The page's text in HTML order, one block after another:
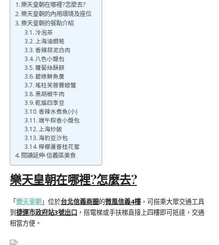
樂天皇朝在哪裡?怎麼去?
樂天皇朝的內用環境及座位
樂天皇朝的餐點介紹
冷泡茶
上海油燜筍
香辣蒜泥白肉
八色小籠包
蘿蔔絲酥餅
碧綠鮮魚羹
瑤柱芙蓉賽螃蟹
黑胡椒牛肉
乾煸四季豆
香辣水煮魚(小)
端午粽香小籠包
上海炒飯
海豹豆沙包
檸檬蘆薈桂花蜜
閱讀延伸-信義區美食
樂天皇朝在哪裡?怎麼去?
「樂天皇朝」位於台北信義商圈的微風信義4樓，可搭乘大眾交通工具
到捷運市政府站3號出口 ，搭電梯或手扶梯直接上四樓即可抵達，交通
相當方便。